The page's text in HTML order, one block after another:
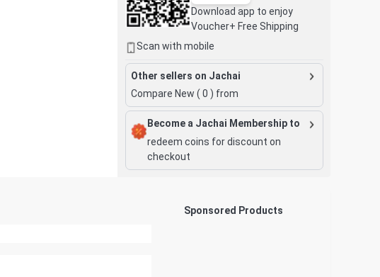
Download app to enjoy
Voucher+ Free Shipping
Scan with mobile
Other sellers on Jachai
Compare New ( 0 ) from
Become a Jachai Membership to
redeem coins for discount on
checkout
Sponsored Products